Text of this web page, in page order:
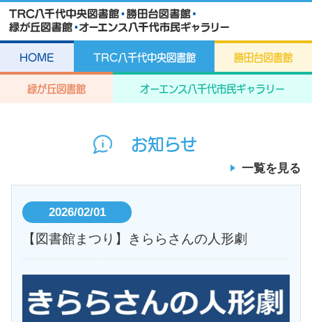
HOME TRC八千代中央図書館 勝田台図書館
緑が丘図書館 オーエンス八千代市民ギャラリー
お知らせ
一覧を見る
2026/02/01
【図書館まつり】きららさんの人形劇